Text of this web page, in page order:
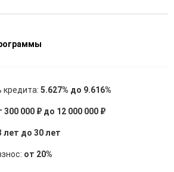
кредита: 5.627% до 9.616%
300 000 ₽ до 12 000 000 ₽
лет до 30 лет
от 20%